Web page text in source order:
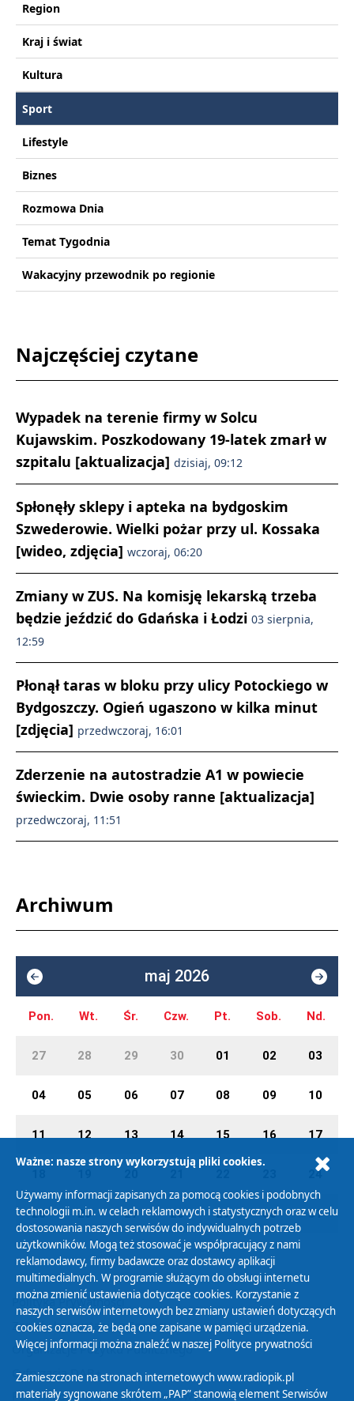
Region
Kraj i świat
Kultura
Sport
Lifestyle
Biznes
Rozmowa Dnia
Temat Tygodnia
Wakacyjny przewodnik po regionie
Najczęściej czytane
Wypadek na terenie firmy w Solcu
Kujawskim. Poszkodowany 19-latek zmarł w
szpitalu [aktualizacja] dzisiaj, 09:12
Spłonęły sklepy i apteka na bydgoskim
Szwederowie. Wielki pożar przy ul. Kossaka
[wideo, zdjęcia] wczoraj, 06:20
Zmiany w ZUS. Na komisję lekarską trzeba
będzie jeździć do Gdańska i Łodzi 03 sierpnia,
12:59
Płonął taras w bloku przy ulicy Potockiego w
Bydgoszczy. Ogień ugaszono w kilka minut
[zdjęcia] przedwczoraj, 16:01
Zderzenie na autostradzie A1 w powiecie
świeckim. Dwie osoby ranne [aktualizacja]
przedwczoraj, 11:51
Archiwum
maj 2026
Pon. Wt. Śr. Czw. Pt. Sob. Nd.
27 28 29 30 01 02 03
04 05 06 07 08 09 10
11 12 13 14 15 16 17
24
25 26 27 28 29 30 31
Polityka Prywatności
Zasady korzystania z Serwisu
Organizacje Pożytku Publicznego
Cyfryzacja DAB+
Polityka ochrony danych osobowych
Ważne: nasze strony wykorzystują pliki cookies.
Używamy informacji zapisanych za pomocą cookies i podobnych
technologii m.in. w celach reklamowych i statystycznych oraz w celu
dostosowania naszych serwisów do indywidualnych potrzeb
użytkowników. Mogą też stosować je współpracujący z nami
reklamodawcy, firmy badawcze oraz dostawcy aplikacji
multimedialnych. W programie służącym do obsługi internetu
można zmienić ustawienia dotyczące cookies. Korzystanie z
naszych serwisów internetowych bez zmiany ustawień dotyczących
cookies oznacza, że będą one zapisane w pamięci urządzenia.
Więcej informacji można znaleźć w naszej Polityce prywatności
Zamieszczone na stronach internetowych www.radiopik.pl
materiały sygnowane skrótem „PAP” stanowią element Serwisów